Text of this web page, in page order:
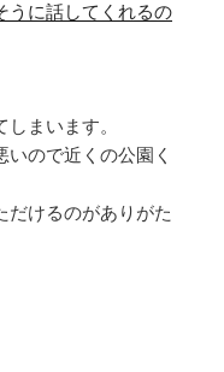
うに話してくれるの
まいます。
ので近くの公園く
だけるのがありがた